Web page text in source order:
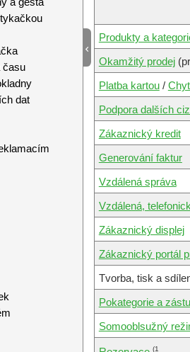
Produkty a
Okamžitý prodej
Platba kartou/
Podpora dalších
Zákaznický kredit
Generování faktur
Vzdálená správa
Vzdálená,
Zákaznický displej
Zákaznický portál
Tvorba, tisk a
Pokategorie a
Somooblsužný
(1